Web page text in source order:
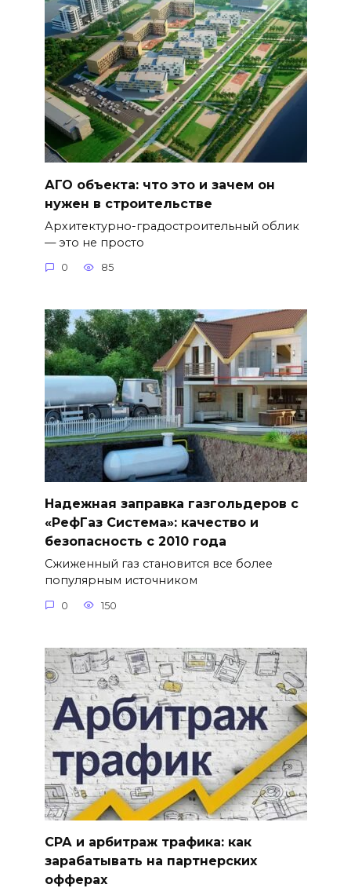
АГО объекта: что это и зачем он
нужен в строительстве
Архитектурно-градостроительный облик
— это не просто
0 85
Надежная заправка газгольдеров с
«РефГаз Система»: качество и
безопасность с 2010 года
Сжиженный газ становится все более
популярным источником
0 150
СРА и арбитраж трафика: как
зарабатывать на партнерских
офферах